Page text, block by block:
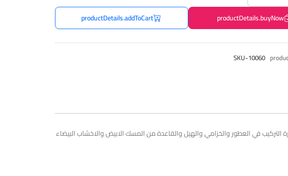
productDetails.buyNow
productDetails.addToCart
SKU-10060
الماء النادرة التركيب في العطور والخزامي والهيل والقاعدة من المسك الابيض والاخشاب البيضاء